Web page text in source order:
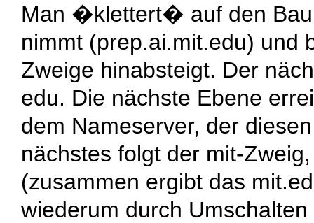
Man �klettert� auf den
nimmt (prep.ai.mit.edu) und
Zweige hinabsteigt. Der
edu. Die nächste Ebene
dem Nameserver, der
nächstes folgt der mit-
(zusammen ergibt das
wiederum durch